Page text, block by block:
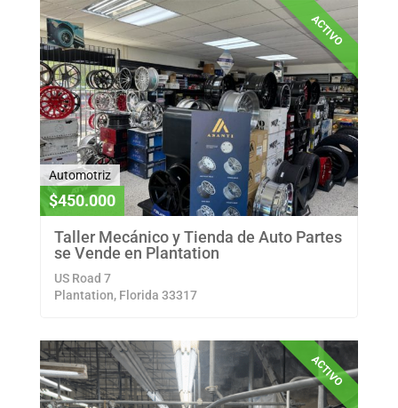
ACTIVO
Automotriz
$450.000
Taller Mecánico y Tienda de Auto Partes
se Vende en Plantation
US Road 7
Plantation, Florida 33317
ACTIVO